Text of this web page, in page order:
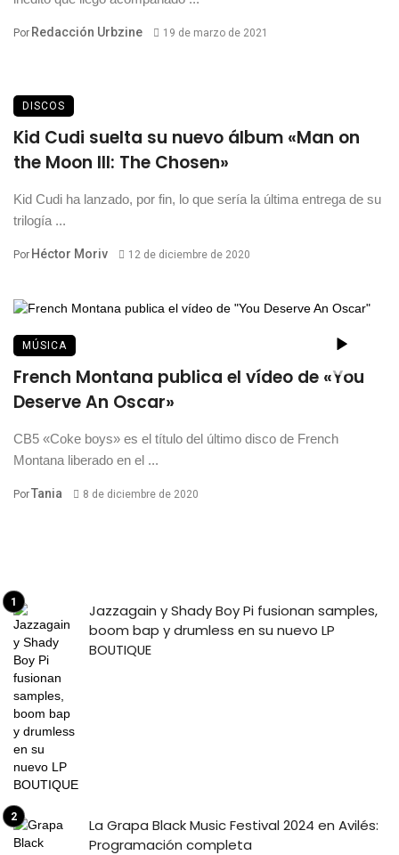
Por Redacción Urbzine 19 de marzo de 2021
DISCOS
Kid Cudi suelta su nuevo álbum «Man on
the Moon III: The Chosen»
Kid Cudi ha lanzado, por fin, lo que sería la última entrega de su
trilogía ...
Por Héctor Moriv 12 de diciembre de 2020
MÚSICA
French Montana publica el vídeo de «You
Deserve An Oscar»
CB5 «Coke boys» es el título del último disco de French
Montana liberado en el ...
PorTania 8 de diciembre de 2020
Jazzagain y Shady Boy Pi fusionan samples,
boom bap y drumless en su nuevo LP
BOUTIQUE
La Grapa Black Music Festival 2024 en Avilés:
Programación completa